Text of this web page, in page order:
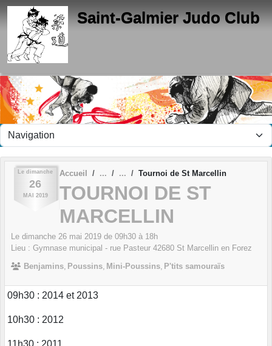
Saint-Galmier Judo Club
Le dimanche
26
MAI 2019
Accueil Tournoi de St Marcellin
TOURNOI DE ST
MARCELLIN
Le dimanche 26 mai 2019 de 09h30 à 18h
Lieu : Gymnase municipal - rue Pasteur 42680 St Marcellin en Forez
Benjamins Poussins Mini-Poussins P'tits samouraïs
09h30 : 2014 et 2013
10h30 : 2012
Panneau de gestion des cookies